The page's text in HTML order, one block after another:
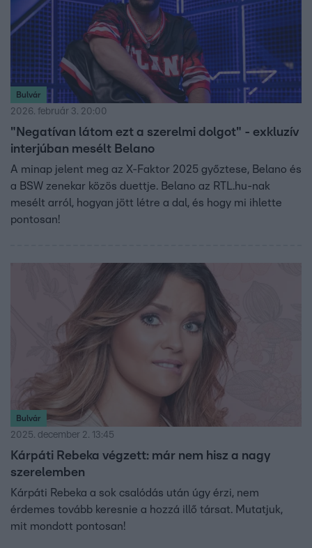
Bulvár
2026. február 3. 20:00
"Negatívan látom ezt a szerelmi dolgot" - exkluzív
interjúban mesélt Belano
A minap jelent meg az X-Faktor 2025 győztese, Belano és
a BSW zenekar közös duettje. Belano az RTL.hu-nak
mesélt arról, hogyan jött létre a dal, és hogy mi ihlette
pontosan!
Bulvár
2025. december 2. 13:45
Kárpáti Rebeka végzett: már nem hisz a nagy
szerelemben
Kárpáti Rebeka a sok csalódás után úgy érzi, nem
érdemes tovább keresnie a hozzá illő társat. Mutatjuk,
mit mondott pontosan!